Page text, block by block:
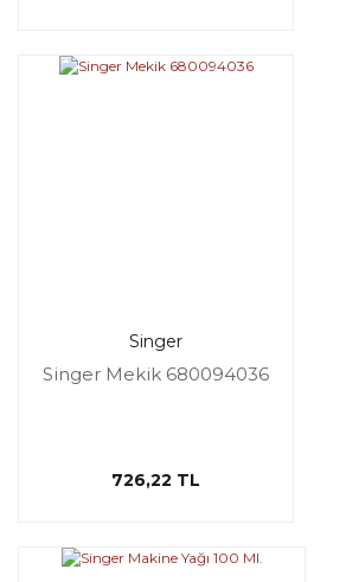
Singer
Singer Mekik 680094036
726,22 TL